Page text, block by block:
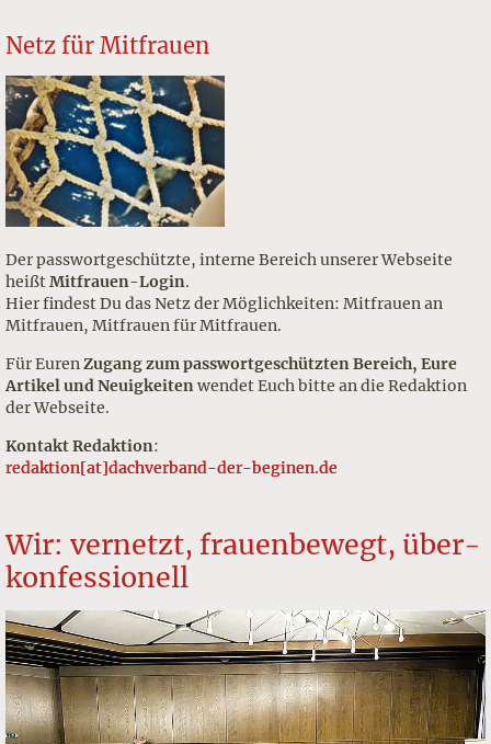
Netz für Mitfrauen
Der passwortgeschützte, interne Bereich unserer Webseite
heißtMitfrauen-Login.
Hier findest Du das Netz der Möglichkeiten: Mitfrauen an
Mitfrauen, Mitfrauen für Mitfrauen.
Für EurenZugang zum passwortgeschützten Bereich, Eure
Artikel und Neuigkeitenwendet Euch bitte an die Redaktion
derWebseite.
Kontakt Redaktion:
redaktion[at]dachverband-der-beginen.de
Wir: vernetzt, frauenbewegt, über-
konfessionell